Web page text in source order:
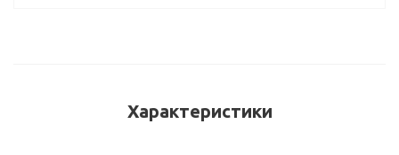
Характеристики